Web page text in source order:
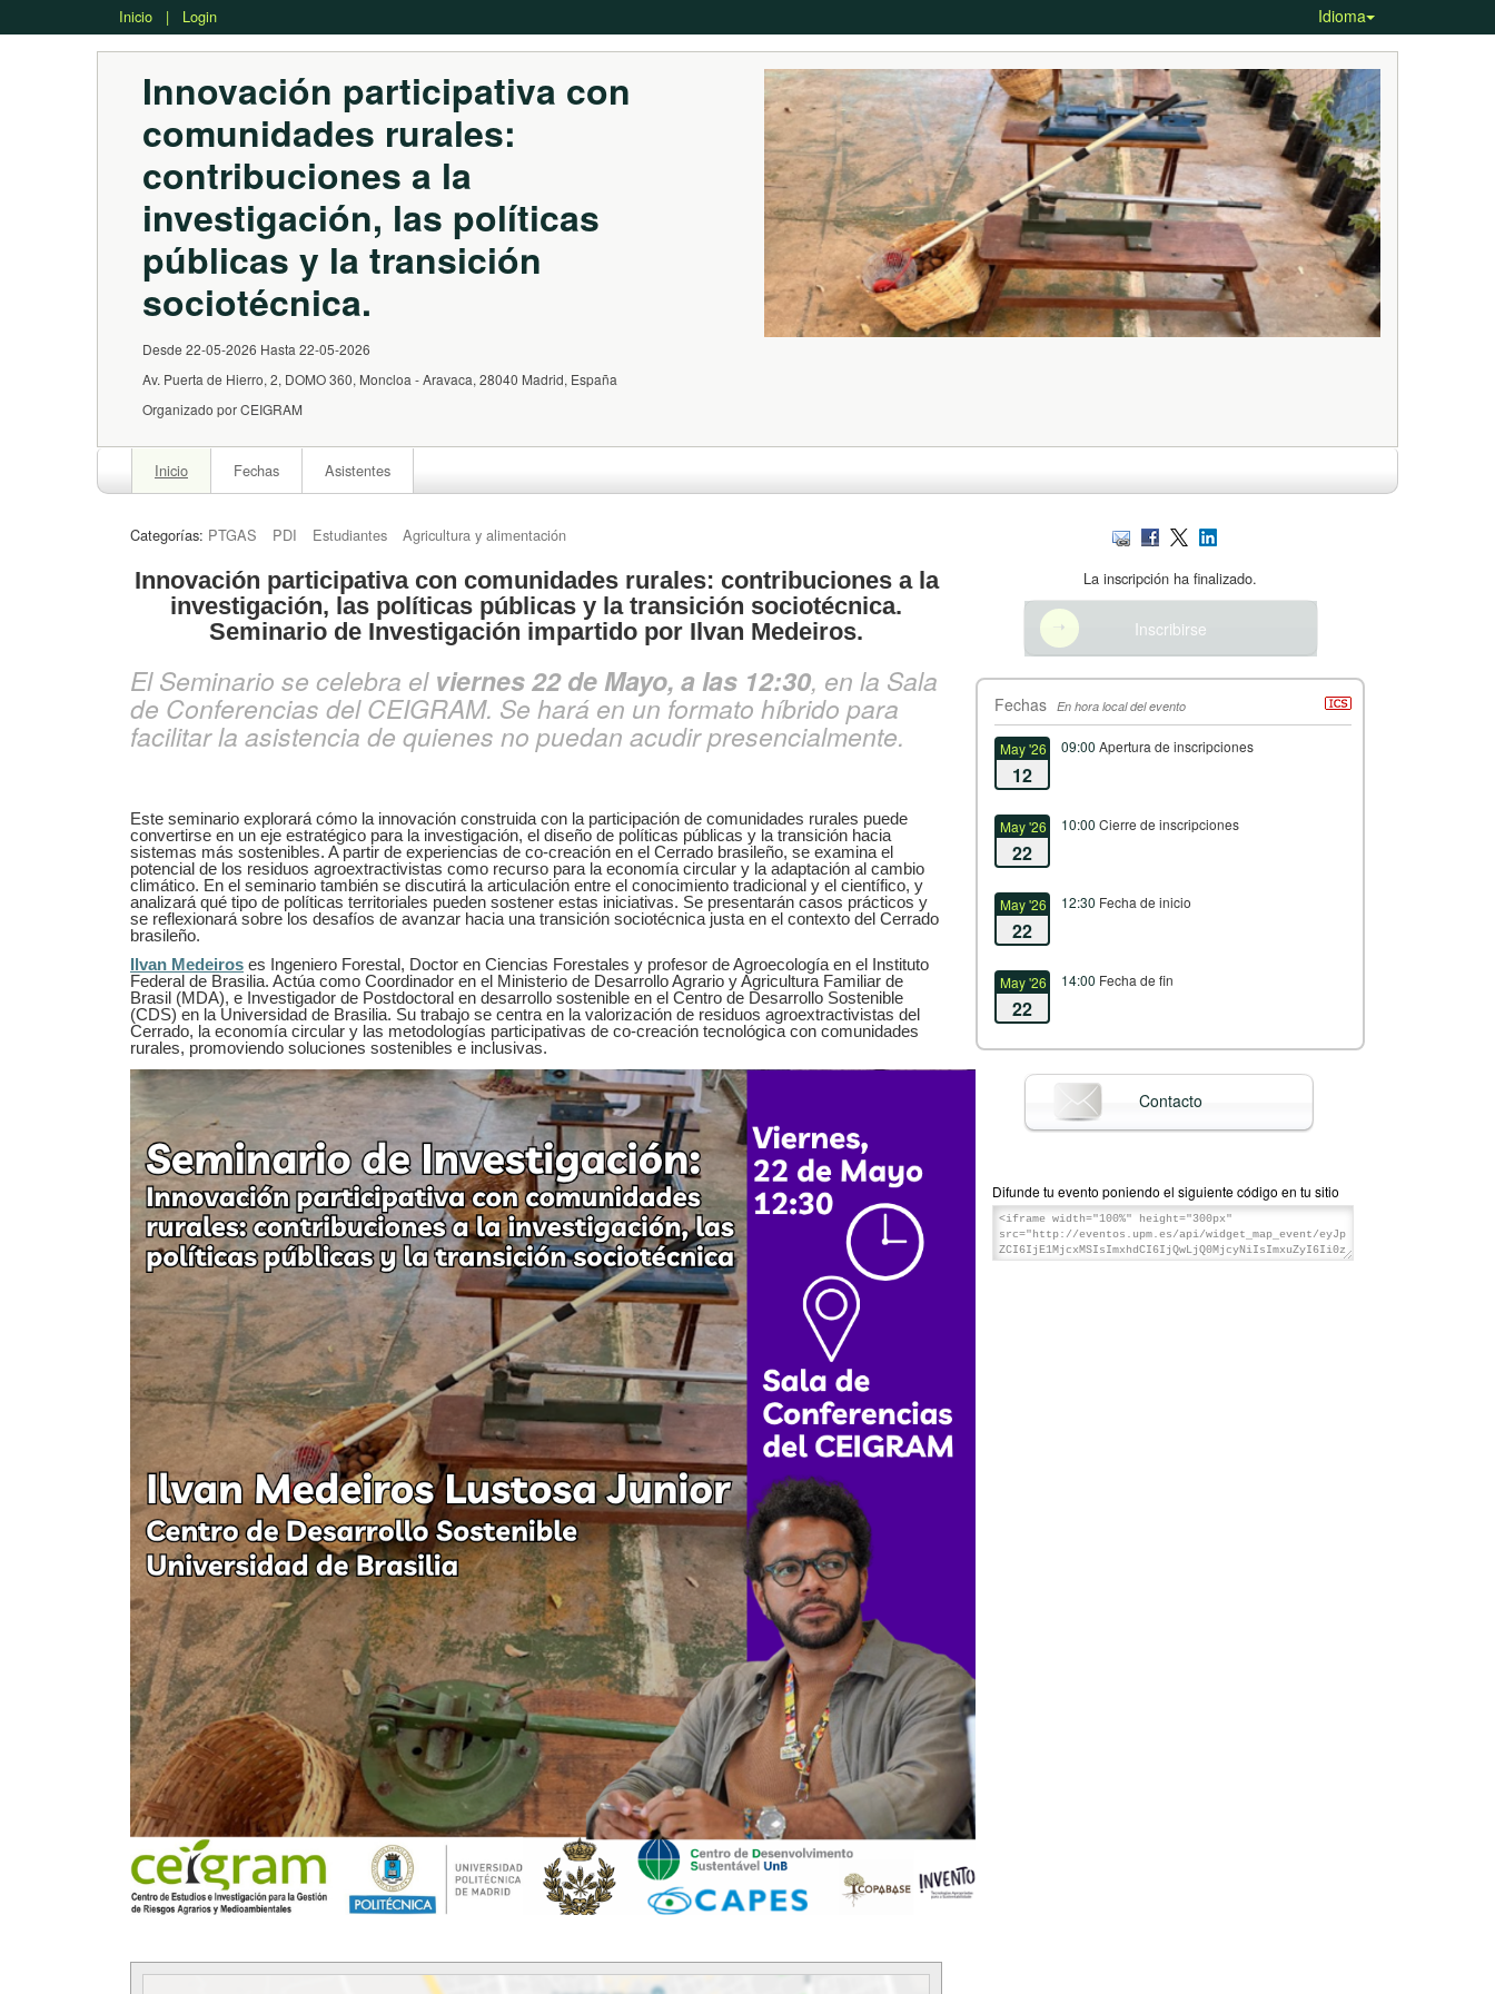
Inicio | Login Idioma
Innovación participativa con
comunidades rurales:
contribuciones a la
investigación, las políticas
públicas y la transición
sociotécnica.
Desde 22-05-2026 Hasta 22-05-2026
Av. Puerta de Hierro, 2, DOMO 360, Moncloa - Aravaca, 28040 Madrid, España
Organizado por CEIGRAM
Inicio Fechas Asistentes
Categorías: PTGAS PDI Estudiantes Agricultura y alimentación
Innovación participativa con comunidades rurales: contribuciones a la
investigación, las políticas públicas y la transición sociotécnica.
Seminario de Investigación impartido por Ilvan Medeiros.
El Seminario se celebra el viernes 22 de Mayo, a las 12:30, en la Sala
de Conferencias del CEIGRAM. Se hará en un formato híbrido para
facilitar la asistencia de quienes no puedan acudir presencialmente.
Este seminario explorará cómo la innovación construida con la participación de comunidades rurales puede
convertirse en un eje estratégico para la investigación, el diseño de políticas públicas y la transición hacia
sistemas más sostenibles. A partir de experiencias de co-creación en el Cerrado brasileño, se examina el
potencial de los residuos agroextractivistas como recurso para la economía circular y la adaptación al cambio
climático. En el seminario también se discutirá la articulación entre el conocimiento tradicional y el científico, y
analizará qué tipo de políticas territoriales pueden sostener estas iniciativas. Se presentarán casos prácticos y
se reflexionará sobre los desafíos de avanzar hacia una transición sociotécnica justa en el contexto del Cerrado
brasileño.
Ilvan Medeiros es Ingeniero Forestal, Doctor en Ciencias Forestales y profesor de Agroecología en el Instituto
Federal de Brasilia. Actúa como Coordinador en el Ministerio de Desarrollo Agrario y Agricultura Familiar de
Brasil (MDA), e Investigador de Postdoctoral en desarrollo sostenible en el Centro de Desarrollo Sostenible
(CDS) en la Universidad de Brasilia. Su trabajo se centra en la valorización de residuos agroextractivistas del
Cerrado, la economía circular y las metodologías participativas de co-creación tecnológica con comunidades
rurales, promoviendo soluciones sostenibles e inclusivas.
La inscripción ha finalizado.
Inscribirse
Fechas En hora local del evento
May '26
12
09:00 Apertura de inscripciones
May '26
22
10:00 Cierre de inscripciones
May '26
22
12:30 Fecha de inicio
May '26
22
14:00 Fecha de fin
Contacto
Difunde tu evento poniendo el siguiente código en tu sitio